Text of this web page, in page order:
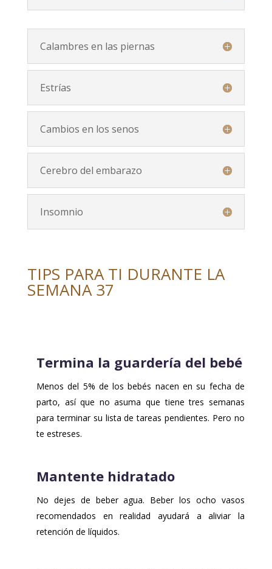
Calambres en las piernas
Estrías
Cambios en los senos
Cerebro del embarazo
Insomnio
TIPS PARA TI DURANTE LA
SEMANA 37
Termina la guardería del bebé
Menos del 5% de los bebés nacen en su fecha de
parto, así que no asuma que tiene tres semanas
para terminar su lista de tareas pendientes. Pero no
te estreses.
Mantente hidratado
No dejes de beber agua. Beber los ocho vasos
recomendados en realidad ayudará a aliviar la
retención de líquidos.